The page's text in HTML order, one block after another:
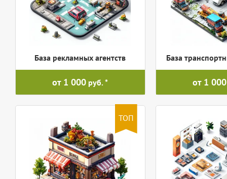
База рекламных агентств
от 1 000 руб.
База
от 1 000
ТОП